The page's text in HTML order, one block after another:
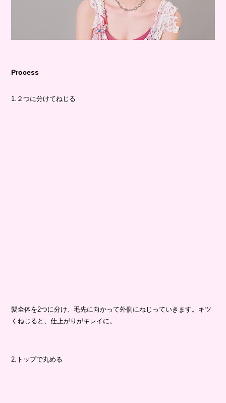
Process
1.２つに分けてねじる
髪全体を2つに分け、毛先に向かって外側にねじっていきます。キツ
くねじると、仕上がりがキレイに。
2.トップで丸める